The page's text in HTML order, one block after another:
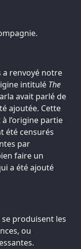
renvoyé notre
intitulé The
avait parlé de
ajoutée. Cette
l’origine partie
été censurés
par
faire un
a été ajouté
se produisent les
ou